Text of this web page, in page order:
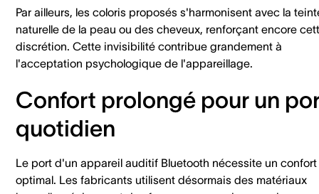
Par ailleurs, les coloris proposés s'harmonisent avec la
naturelle de la peau ou des cheveux, renforçant encore
discrétion. Cette invisibilité contribue grandement à
l'acceptation psychologique de l'appareillage.
Confort prolongé pour un
quotidien
Le port d'un appareil auditif Bluetooth nécessite un confort
optimal. Les fabricants utilisent désormais des matériaux